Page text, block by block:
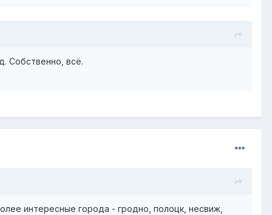
Собственно, всё.
интересные города - гродно, полоцк, несвиж,